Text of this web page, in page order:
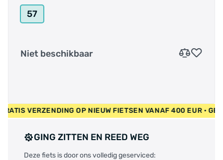
57
Niet beschikbaar
GRATIS VERZENDING OP NIEUW FIETSEN VANAF 400 EUR
GING ZITTEN EN REED WEG
Deze fiets is door ons volledig geserviced: